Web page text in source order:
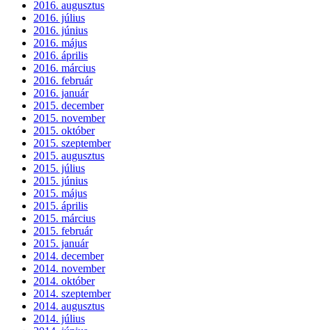
2016. augusztus
2016. július
2016. június
2016. május
2016. április
2016. március
2016. február
2016. január
2015. december
2015. november
2015. október
2015. szeptember
2015. augusztus
2015. július
2015. június
2015. május
2015. április
2015. március
2015. február
2015. január
2014. december
2014. november
2014. október
2014. szeptember
2014. augusztus
2014. július